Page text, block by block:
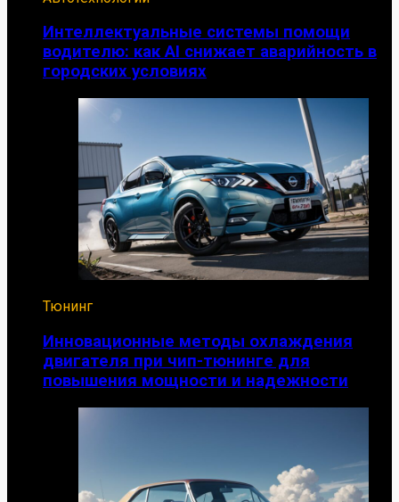
Интеллектуальные системы помощи
водителю: как AI снижает аварийность в
городских условиях
Тюнинг
Инновационные методы охлаждения
двигателя при чип-тюнинге для
повышения мощности и надежности